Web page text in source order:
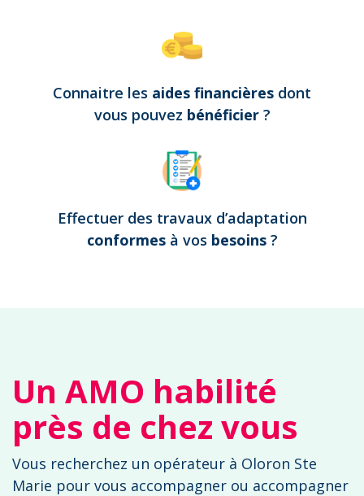
Connaitre les aides financières dont
vous pouvez bénéficier ?
Effectuer des travaux d’adaptation
conformes à vos besoins ?
Un AMO habilité
près de chez vous
Vous recherchez un opérateur à Oloron Ste
Marie pour vous accompagner ou accompagner